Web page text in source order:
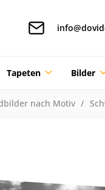
Tapeten Bilder
nach Motiv